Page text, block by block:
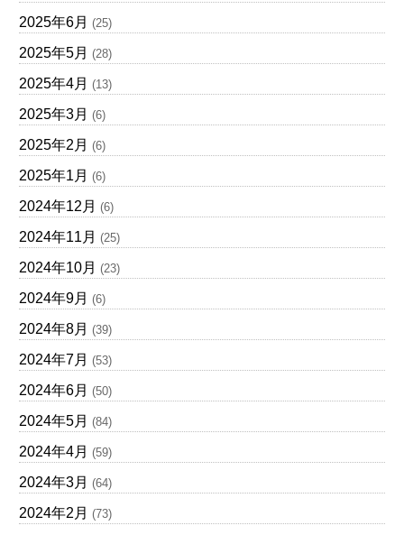
2025年6月 (25)
2025年5月 (28)
2025年4月 (13)
2025年3月 (6)
2025年2月 (6)
2025年1月 (6)
2024年12月 (6)
2024年11月 (25)
2024年10月 (23)
2024年9月 (6)
2024年8月 (39)
2024年7月 (53)
2024年6月 (50)
2024年5月 (84)
2024年4月 (59)
2024年3月 (64)
2024年2月 (73)